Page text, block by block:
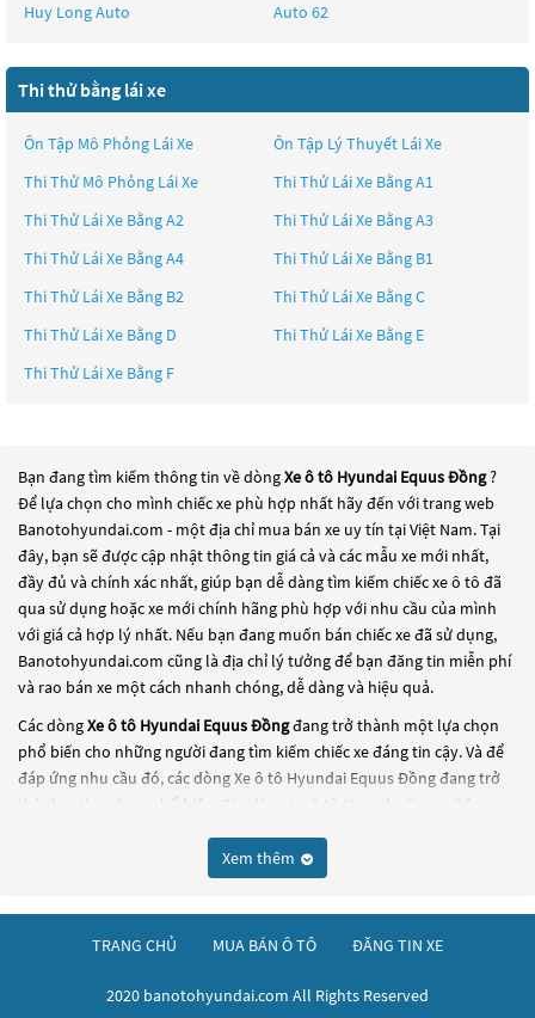
Huy Long Auto
Auto 62
Thi thử bằng lái xe
Ôn Tập Mô Phỏng Lái Xe
Ôn Tập Lý Thuyết Lái Xe
Thi Thử Mô Phỏng Lái Xe
Thi Thử Lái Xe Bằng A1
Thi Thử Lái Xe Bằng A2
Thi Thử Lái Xe Bằng A3
Thi Thử Lái Xe Bằng A4
Thi Thử Lái Xe Bằng B1
Thi Thử Lái Xe Bằng B2
Thi Thử Lái Xe Bằng C
Thi Thử Lái Xe Bằng D
Thi Thử Lái Xe Bằng E
Thi Thử Lái Xe Bằng F
Bạn đang tìm kiếm thông tin về dòngXe ô tô Hyundai Equus Đồng?
Để lựa chọn cho mình chiếc xe phù hợp nhất hãy đến với trang web
Banotohyundai.com - một địa chỉ mua bán xe uy tín tại Việt Nam. Tại
đây, bạn sẽ được cập nhật thông tin giá cả và các mẫu xe mới nhất,
đầy đủ và chính xác nhất, giúp bạn dễ dàng tìm kiếm chiếc xe ô tô đã
qua sử dụng hoặc xe mới chính hãng phù hợp với nhu cầu của mình
với giá cả hợp lý nhất. Nếu bạn đang muốn bán chiếc xe đã sử dụng,
Banotohyundai.com cũng là địa chỉ lý tưởng để bạn đăng tin miễn phí
và rao bán xe một cách nhanh chóng, dễ dàng và hiệu quả.
Các dòngXe ô tô Hyundai Equus Đồngđang trở thành một lựa chọn
phổ biến cho những người đang tìm kiếm chiếc xe đáng tin cậy. Và để
đáp ứng nhu cầu đó, các dòngXe ô tô Hyundai Equus Đồngđang trở
thành sự lựa chọn phổ biến. Các dòng
Xe ô tô Hyundai Equus Đồng
dòng xe mới với thiết kế hiện đại và công nghệ tiên tiến. Các dòng
này đều được kiểm tra và bảo dưỡng kỹ lưỡng
để đảm bảo chất lượng và hiệu suất tốt nhất. Nếu bạn đang tìm kiếm
một chiếc xe, hãy khám phá các dòngXe ô tô Hyundai Equus Đồng
Banotohyundai.com.
Xem thêm
TRANG CHỦ MUA BÁN Ô TÔ ĐĂNG TIN XE
2020 banotohyundai.com All Rights Reserved